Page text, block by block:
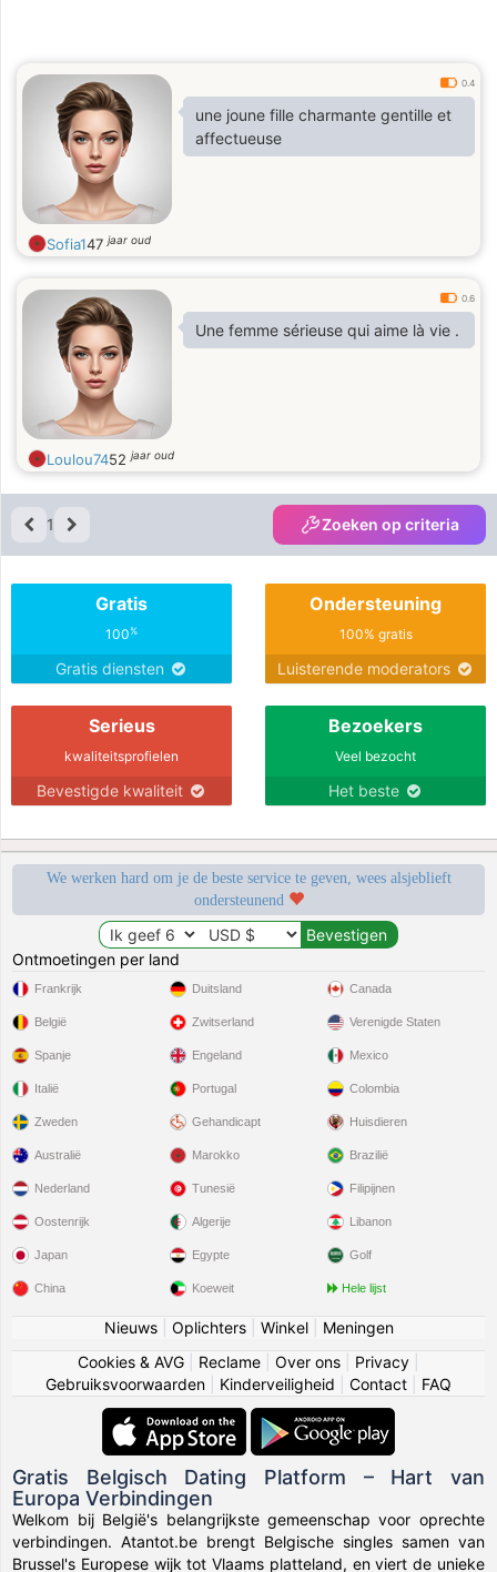
0.4
une joune fille charmante gentille et
affectueuse
Sofia147jaar oud
0.6
Une femme sérieuse qui aime là vie .
Loulou7452jaar oud
1 Zoeken op criteria
Gratis
100%
Gratis diensten
Ondersteuning
100% gratis
Luisterende moderators
Serieus
kwaliteitsprofielen
Bevestigde kwaliteit
Bezoekers
Veel bezocht
Het beste
We werken hard om je de beste service te geven, wees alsjeblieft
ondersteunend
Ontmoetingen per land
Frankrijk
België
Spanje
Italië
Zweden
Duitsland
Zwitserland
Engeland
Portugal
Gehandicapt
Canada
Verenigde Staten
Mexico
Colombia
Huisdieren
Australië
Nederland
Oostenrijk
Japan
China
Marokko
Tunesië
Algerije
Egypte
Koeweit
Brazilië
Filipijnen
Libanon
Golf
Hele lijst
Nieuws| Oplichters| Winkel| Meningen
Cookies & AVG
Reclame Over ons Privacy
Gebruiksvoorwaarden
Kinderveiligheid Contact FAQ
Gratis Belgisch Dating Platform – Hart van
Europa Verbindingen
Welkom bij België's belangrijkste gemeenschap voor oprechte
verbindingen. Atantot.be brengt Belgische singles samen van
Brussel's Europese wijk tot Vlaams platteland, en viert de unieke